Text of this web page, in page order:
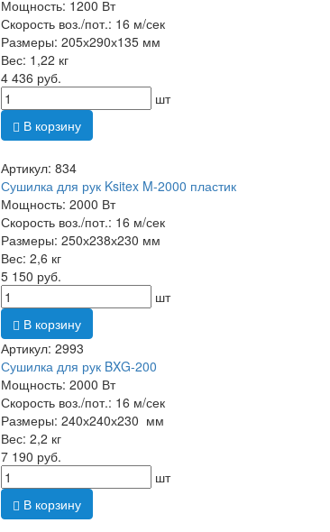
Мощность: 1200 Вт
Скорость воз./пот.: 16 м/сек
Размеры: 205х290х135 мм
Вес: 1,22 кг
4 436 руб.
шт
В корзину
Артикул: 834
Сушилка для рук Ksitex M-2000 пластик
Мощность: 2000 Вт
Скорость воз./пот.: 16 м/сек
Размеры: 250х238х230 мм
Вес: 2,6 кг
5 150 руб.
шт
В корзину
Артикул: 2993
Сушилка для рук BXG-200
Мощность: 2000 Вт
Скорость воз./пот.: 16 м/сек
Размеры: 240х240х230 мм
Вес: 2,2 кг
7 190 руб.
шт
В корзину